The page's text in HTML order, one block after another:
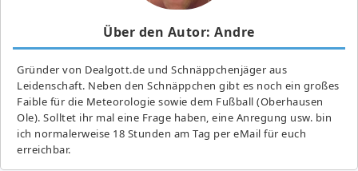
Über den Autor: Andre
Gründer von Dealgott.de und Schnäppchenjäger aus
Leidenschaft. Neben den Schnäppchen gibt es noch ein großes
Fai­ble für die Meteorologie sowie dem Fußball (Oberhausen
Ole). Solltet ihr mal eine Frage haben, eine Anregung usw. bin
ich normalerweise 18 Stunden am Tag per eMail für euch
erreichbar.